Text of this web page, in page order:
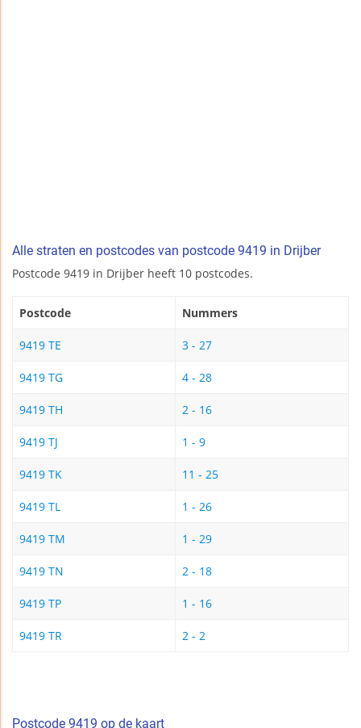
Alle straten en postcodes van postcode 9419 in Drijber
Postcode 9419 in Drijber heeft 10 postcodes.
Postcode Nummers
9419 TE 3 - 27
9419 TG 4 - 28
9419 TH 2 - 16
9419 TJ 1 - 9
9419 TK 11 - 25
9419 TL 1 - 26
9419 TM 1 - 29
9419 TN 2 - 18
9419 TP 1 - 16
9419 TR 2 - 2
Postcode 9419 op de kaart